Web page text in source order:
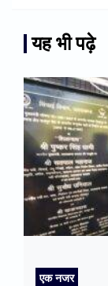
यह भी पढ़े
एक नजर